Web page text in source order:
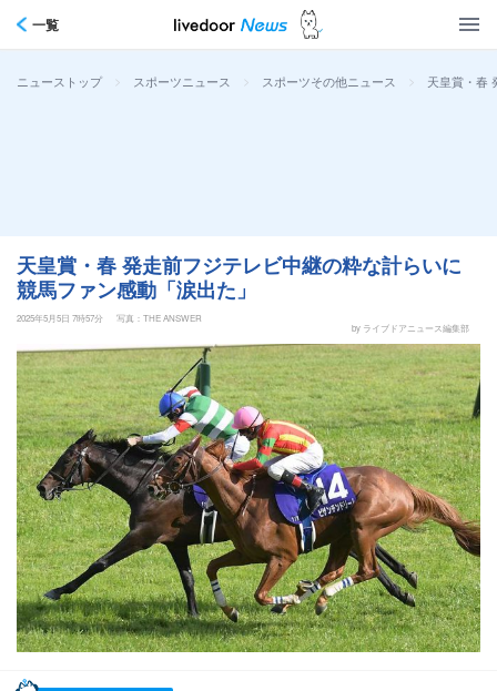
一覧
ニューストップ > スポーツニュース > スポーツその他ニュース > 天皇賞・春
天皇賞・春 発走前フジテレビ中継の粋な計らいに
競馬ファン感動「涙出た」
2025年5月5日 7時57分
写真：THE ANSWER
by ライブドアニュース編集部